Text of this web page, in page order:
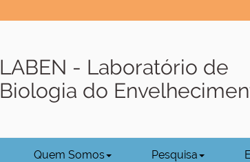
LABEN - Laboratório de
Biologia do
Quem Somos Pesquisa